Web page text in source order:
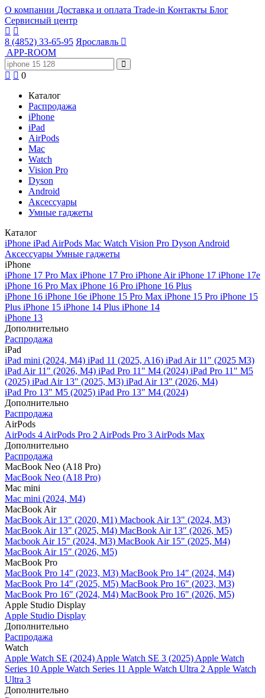
О компании Доставка и оплата Trade-in Контакты Блог
Сервисный центр
8 (4852) 33-65-95 Ярославль
APP-ROOM
0
Каталог
Распродажа
iPhone
iPad
AirPods
Mac
Watch
Vision Pro
Dyson
Android
Аксессуары
Умные гаджеты
Каталог
iPhone iPad AirPods Mac Watch Vision Pro Dyson Android
Аксессуары Умные гаджеты
iPhone
iPhone 17 Pro Max iPhone 17 Pro iPhone AiriPhone 17 iPhone 17e
iPhone 16 Pro Max iPhone 16 Pro iPhone 16 Plus
iPhone 16 iPhone 16e iPhone 15 Pro Max iPhone 15 Pro iPhone 15
Plus iPhone 15 iPhone 14 Plus iPhone 14
iPhone 13
Дополнительно
Распродажа
iPad
iPad mini (2024, M4) iPad 11 (2025, A16) iPad Air 11" (2025 M3)
iPad Air 11" (2026, M4) iPad Pro 11" M4 (2024) iPad Pro 11" M5
(2025) iPad Air 13" (2025, M3) iPad Air 13" (2026, M4)
iPad Pro 13" M5 (2025) iPad Pro 13" M4 (2024)
Дополнительно
Распродажа
AirPods
AirPods 4 AirPods Pro 2 AirPods Pro 3 AirPods Max
Дополнительно
Распродажа
MacBook Neo (A18 Pro)
MacBook Neo (A18 Pro)
Mac mini
Mac mini (2024, M4)
MacBook Air
MacBook Air 13" (2020, M1) Macbook Air 13" (2024, M3)
MacBook Air 13" (2025, M4) MacBook Air 13″ (2026, M5)
Macbook Air 15" (2024, M3) MacBook Air 15" (2025, M4)
MacBook Air 15″ (2026, M5)
MacBook Pro
MacBook Pro 14" (2023, M3) MacBook Pro 14″ (2024, M4)
MacBook Pro 14″ (2025, M5) MacBook Pro 16" (2023, M3)
MacBook Pro 16″ (2024, M4) MacBook Pro 16" (2026, M5)
Apple Studio Display
Apple Studio Display
Дополнительно
Распродажа
Watch
Apple Watch SE (2024) Apple Watch SE 3 (2025) Apple Watch
Series 10 Apple Watch Series 11 Apple Watch Ultra 2 Apple Watch
Ultra 3
Дополнительно